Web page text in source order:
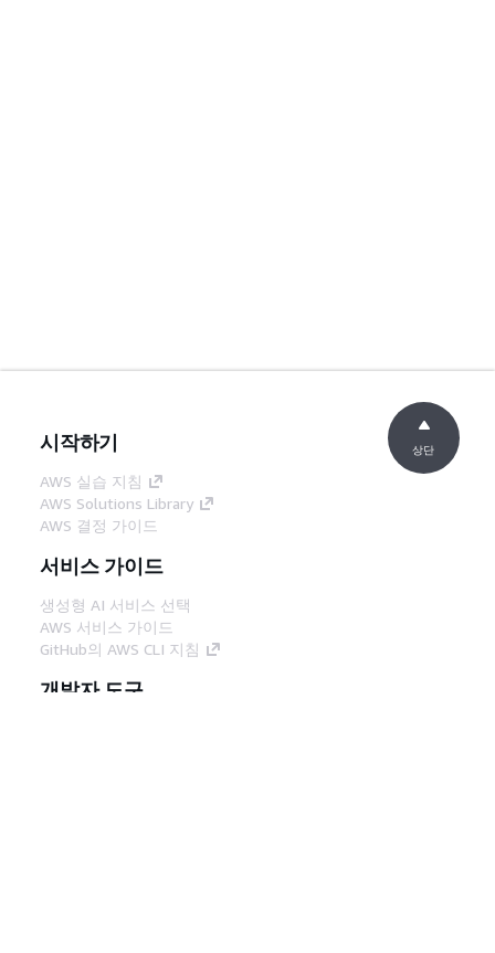
시작하기
AWS 실습 지침
AWS Solutions Library
AWS 결정 가이드
서비스 가이드
생성형 AI 서비스 선택
AWS 서비스 가이드
GitHub의 AWS CLI 지침
개발자 도구
상단